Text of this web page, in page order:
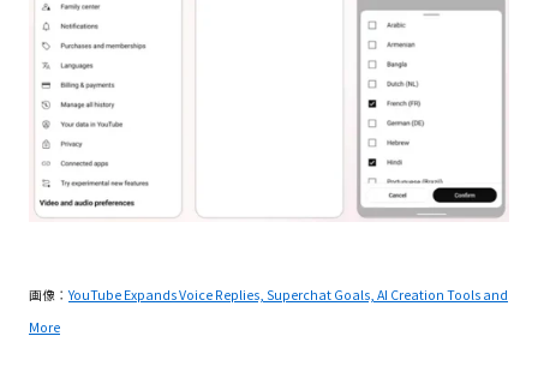
画像：YouTube Expands Voice Replies, Superchat Goals, AI Creation Tools and
More